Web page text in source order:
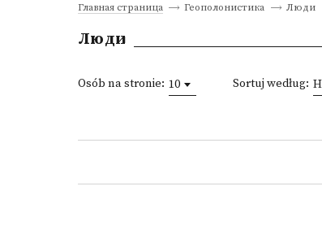
Главная страница Геополонистика Люди
Люди
Osób na stronie: 10 Sortuj według: